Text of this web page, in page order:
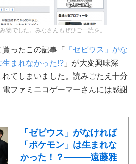
物でした。みなさんもぜひご一読を。
ったこの記事「
「ゼビウス」がな
まれなかった!? 」が大変興味深
れてしまいました。読みごたえ十分
ファミニコゲーマーさんには感謝
「ゼビウス」がなければ
「ポケモン」は生まれな
かった！？———遠藤雅